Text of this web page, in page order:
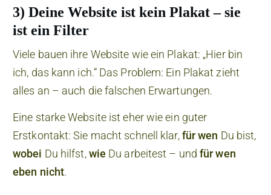
3) Deine Website ist kein Plakat – sie
ist ein Filter
Viele bauen ihre Website wie ein Plakat: „Hier bin
ich, das kann ich.“ Das Problem: Ein Plakat zieht
alles an – auch die falschen Erwartungen.
Eine starke Website ist eher wie ein guter
Erstkontakt: Sie macht schnell klar,für wen Du bist,
wobei Du hilfst,wie Du arbeitest – undfür wen
eben nicht.